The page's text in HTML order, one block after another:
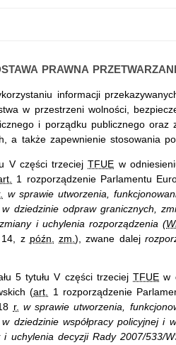
PRAWNA
informacji
w przestrzeni wolności,
i porządku publicznego
a także zapewnienie stosowania
V części trzeciejTFUE w
1 rozporządzenie Parlamentu
w sprawie utworzenia,
dziedzinie odpraw granicznych,
i uchylenia rozporządzenia (
14, z późn. zm.), zwane dalej
5 tytułu V części trzeciejTFUE w
(art. 1 rozporządzenie
r. w sprawie utworzenia,
dziedzinie współpracy policyjnej i
i uchylenia decyzji Rady 2007/533/